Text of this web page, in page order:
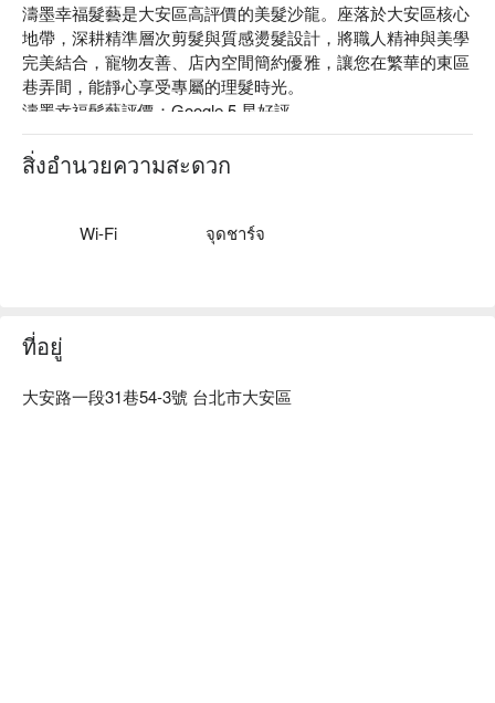
濤墨幸福髮藝是大安區高評價的美髮沙龍。座落於大安區核心
地帶，深耕精準層次剪髮與質感燙髮設計，將職人精神與美學
完美結合，寵物友善、店內空間簡約優雅，讓您在繁華的東區
巷弄間，能靜心享受專屬的理髮時光。
濤墨幸福髮藝評價：Google 5 星好評
濤墨幸福髮藝服務：我們提供基礎洗髮、頂級洗護髮、剪髮與
頂級髮浴等服務
濤墨幸福髮藝預約、濤墨幸福髮藝價格、濤墨幸福髮藝優惠立
สิ่งอำนวยความสะดวก
Wi-Fi จุดชาร์จ
ที่อยู่
大安路一段31巷54-3號 台北市大安區